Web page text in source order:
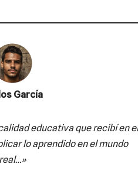
García
educativa que recibí en el
lo aprendido en el mundo
real…»